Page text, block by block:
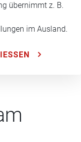
übernimmt z. B.
im Ausland.